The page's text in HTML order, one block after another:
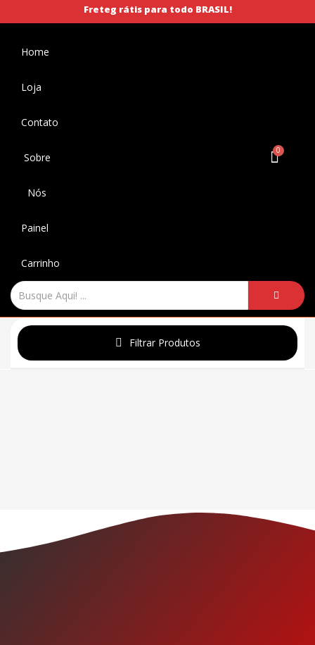
Freteg rátis para todo BRASIL!
Home
Loja
Contato
Sobre
Nós
Painel
Carrinho
Filtrar Produtos